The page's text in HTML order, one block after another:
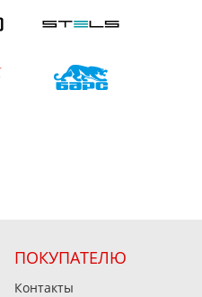
ПОКУПАТЕЛЮ
Контакты